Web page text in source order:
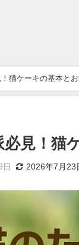
猫ケーキの基本と
必見！猫
日 2026年7月23